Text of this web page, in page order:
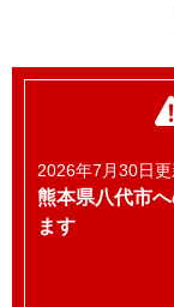
2026年7月30日
熊本県八代市
ます